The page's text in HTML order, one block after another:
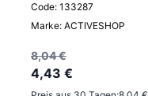
Code: 133287
Marke: ACTIVESHOP
8,04 €
4,43 €